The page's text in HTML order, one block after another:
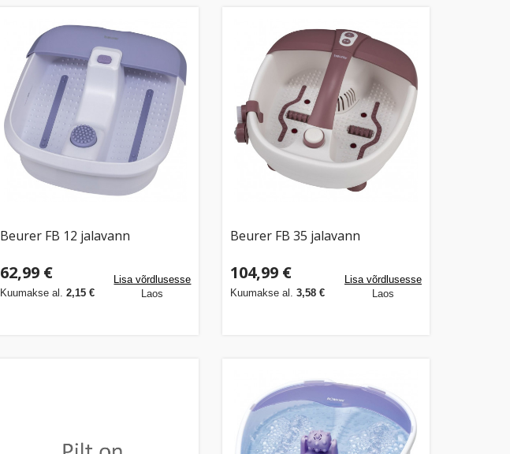
Beurer FB 12 jalavann
62,99 €
Kuumakse al. 2,15 €
Lisa võrdlusesse
Laos
Beurer FB 35 jalavann
104,99 €
Kuumakse al.3,58 €
Lisa võrdlusesse
Laos